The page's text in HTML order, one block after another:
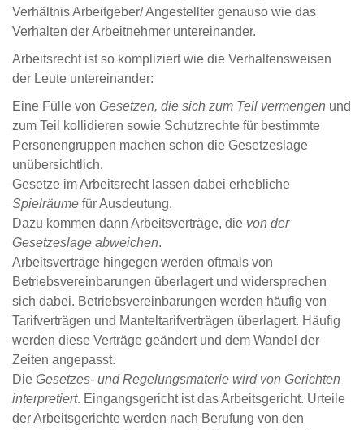
Verhältnis Arbeitgeber/ Angestellter genauso wie das
Verhalten der Arbeitnehmer untereinander.
Arbeitsrecht ist so kompliziert wie die Verhaltensweisen
der Leute untereinander:
Eine Fülle von Gesetzen, die sich zum Teil vermengen und
zum Teil kollidieren sowie Schutzrechte für bestimmte
Personengruppen machen schon die Gesetzeslage
unübersichtlich.
Gesetze im Arbeitsrecht lassen dabei erhebliche
Spielräume für Ausdeutung.
Dazu kommen dann Arbeitsverträge, die von der
Gesetzeslage abweichen.
Arbeitsverträge hingegen werden oftmals von
Betriebsvereinbarungen überlagert und widersprechen
sich dabei. Betriebsvereinbarungen werden häufig von
Tarifverträgen und Manteltarifverträgen überlagert. Häufig
werden diese Verträge geändert und dem Wandel der
Zeiten angepasst.
Die Gesetzes- und Regelungsmaterie wird von Gerichten
interpretiert. Eingangsgericht ist das Arbeitsgericht. Urteile
der Arbeitsgerichte werden nach Berufung von den